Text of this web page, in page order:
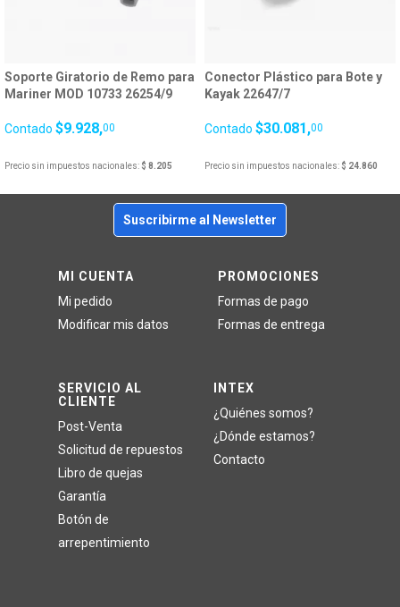
Soporte Giratorio de Remo para
Mariner MOD 10733 26254/9
Contado $9.928,00
Precio sin impuestos nacionales: $ 8.205
Conector Plástico para Bote y
Kayak 22647/7
Contado $30.081,00
Precio sin impuestos nacionales: $ 24.860
Suscribirme al Newsletter
MI CUENTA
Mi pedido
Modificar mis datos
SERVICIO AL
CLIENTE
Post-Venta
Solicitud de repuestos
Libro de quejas
Garantía
Botón de
arrepentimiento
PROMOCIONES
Formas de pago
Formas de entrega
INTEX
¿Quiénes somos?
¿Dónde estamos?
Contacto